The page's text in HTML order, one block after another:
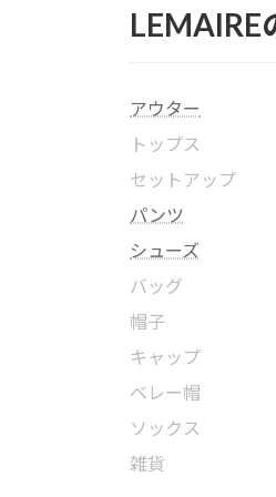
LEMAIRE
アウター
トップス
セットアップ
パンツ
シューズ
バッグ
帽子
キャップ
ベレー帽
ソックス
雑貨